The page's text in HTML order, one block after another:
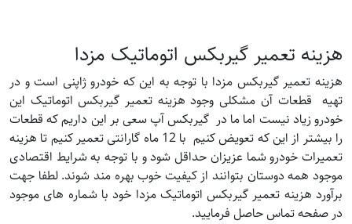
هزینه تعمیر گیربکس اتوماتیک مزدا
هزینه تعمیر گیربکس مزدا با توجه به این که خودرو ژاپنی است و در
تهیه قطعات آن مشکلی وجود هزینه تعمیر گیربکس اتوماتیک این
خودرو زیاد نیست اما ما در گیربکس آپ سعی بر این داریم که قطعات
را بیشتر از این که تعویض کنیم با 12 ماه گارانتی تعمیر کنیم تا هزینه
تعمیرات خودرو شما عزیزان حداقل شود و با توجه به شرایط اقتصادی
موجود همه دوستان بتوانند از کیفیت خوب بهره مند شوند. لطفا جهت
برآورد هزینه تعمیر گیربکس اتوماتیک مزدا خود با شماره های موجود
در صفحه تماس حاصل فرمایید.